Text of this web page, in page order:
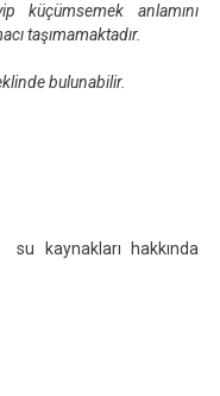
küçümsemek anlamını
taşımamaktadır.
bulunabilir.
kaynakları hakkında